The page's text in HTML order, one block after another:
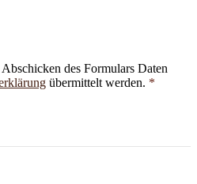
des Formulars Daten
übermittelt werden. *